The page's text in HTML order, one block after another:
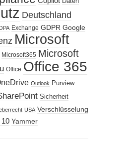
Deutschland
Exchange GDPR Google
Microsoft
Microsoft365 Microsoft
Office Office 365
Outlook Purview
Sicherheit
USA Verschlüsselung
10 Yammer